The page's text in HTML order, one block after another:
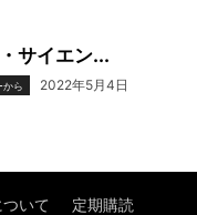
サイエン...
から 2022年5月4日
いて 定期購読